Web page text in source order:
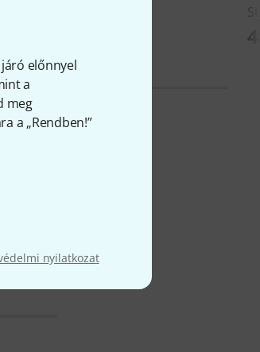
előnnyel
a
meg
a „Rendben!”
nyilatkozat